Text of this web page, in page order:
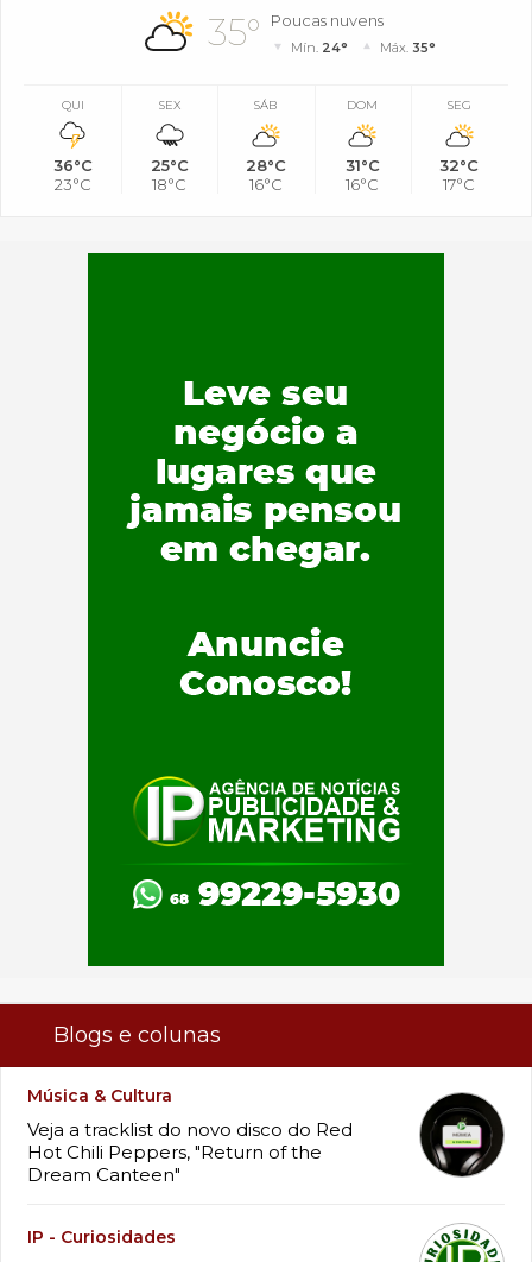
35° Poucas nuvens
Mín. 24° Máx. 35°
QUI
36°C
23°C
SEX
25°C
18°C
SÁB
28°C
16°C
DOM
31°C
16°C
SEG
32°C
17°C
Blogs e colunas
Música & Cultura
Veja a tracklist do novo disco do Red
Hot Chili Peppers, "Return of the
Dream Canteen"
IP - Curiosidades